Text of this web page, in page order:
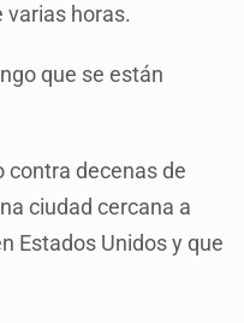
horas.
que se están
contra decenas de
ciudad cercana a
Estados Unidos y que